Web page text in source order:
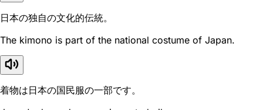
日本の独自の文化的伝統。
The kimono is part of the national costume of Japan.
着物は日本の国民服の一部です。